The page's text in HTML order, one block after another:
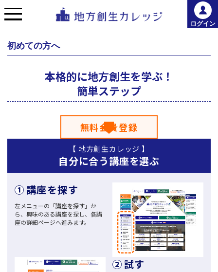
ログイン
初めての方へ
本格的に地方創生を学ぶ！
簡単ステップ
無料会員登録
【 地方創生カレッジ 】
自分に合う講座を選ぶ
① 講座を探す
左メニューの「講座を探す」か
ら、興味のある講座を探し、各講
座の詳細ページへ進みます。
②試す